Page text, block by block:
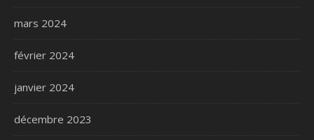
mars 2024
février 2024
janvier 2024
décembre 2023